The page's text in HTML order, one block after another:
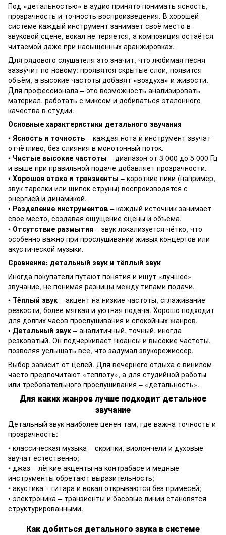
Под «детальностью» в аудио принято понимать ясность,
прозрачность и точность воспроизведения. В хорошей
системе каждый инструмент занимает своё место в
звуковой сцене, вокал не теряется, а композиция остаётся
читаемой даже при насыщенных аранжировках.
Для рядового слушателя это значит, что любимая песня
зазвучит по-новому: проявятся скрытые слои, появится
объём, а высокие частоты добавят «воздуха» и живости.
Для профессионала – это возможность анализировать
материал, работать с миксом и добиваться эталонного
качества в студии.
Основные характеристики детального звучания
• Ясность и точность – каждая нота и инструмент звучат
отчётливо, без слияния в монотонный поток.
• Чистые высокие частоты – диапазон от 3 000 до 5 000 Гц
и выше при правильной подаче добавляет прозрачности.
• Хорошая атака и транзиенты – короткие пики (например,
звук тарелки или щипок струны) воспроизводятся с
энергией и динамикой.
• Разделение инструментов – каждый источник занимает
своё место, создавая ощущение сцены и объёма.
• Отсутствие размытия – звук локализуется чётко, что
особенно важно при прослушивании живых концертов или
акустической музыки.
Сравнение: детальный звук и тёплый звук
Иногда покупатели путают понятия и ищут «лучшее»
звучание, не понимая разницы между типами подачи.
• Тёплый звук – акцент на низкие частоты, сглаживание
резкости, более мягкая и уютная подача. Хорошо подходит
для долгих часов прослушивания и спокойных жанров.
• Детальный звук – аналитичный, точный, иногда
резковатый. Он подчёркивает нюансы и высокие частоты,
позволяя услышать всё, что задумал звукорежиссёр.
Выбор зависит от целей. Для вечернего отдыха с винилом
часто предпочитают «теплоту», а для студийной работы
или требовательного прослушивания – «детальность».
Для каких жанров лучше подходит детальное
звучание
Детальный звук наиболее ценен там, где важна точность и
прозрачность:
• классическая музыка – скрипки, виолончели и духовые
звучат естественно;
• джаз – лёгкие акценты на контрабасе и медные
инструменты обретают выразительность;
• акустика – гитара и вокал открываются без примесей;
• электроника – транзиенты и басовые линии становятся
структурированными.
Как добиться детального звука в системе